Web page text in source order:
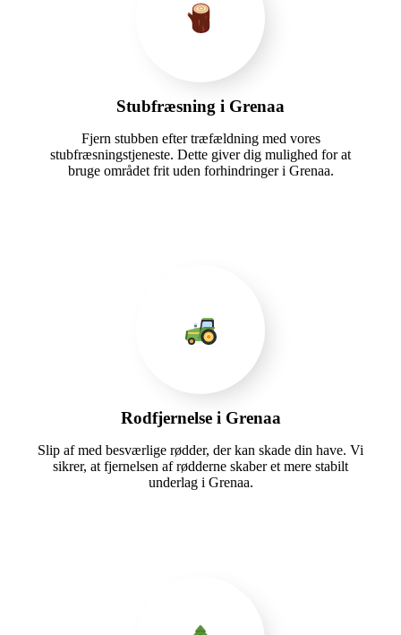
Stubfræsning i Grenaa
Fjern stubben efter træfældning med vores
stubfræsningstjeneste. Dette giver dig mulighed for at
bruge området frit uden forhindringer i Grenaa.
Rodfjernelse i Grenaa
Slip af med besværlige rødder, der kan skade din have. Vi
sikrer, at fjernelsen af rødderne skaber et mere stabilt
underlag i Grenaa.